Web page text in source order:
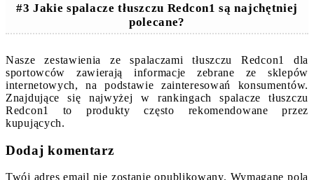
#3 Jakie spalacze tłuszczu Redcon1 są najchętniej
polecane?
Nasze zestawienia ze spalaczami tłuszczu Redcon1 dla
sportowców zawierają informacje zebrane ze sklepów
internetowych, na podstawie zainteresowań konsumentów.
Znajdujące się najwyżej w rankingach spalacze tłuszczu
Redcon1 to produkty często rekomendowane przez
kupujących.
Dodaj komentarz
Twój adres email nie zostanie opublikowany. Wymagane pola